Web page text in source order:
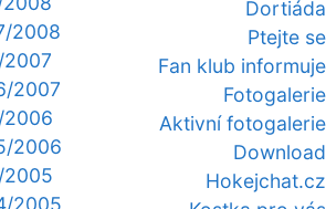
Dortiáda
Ptejte se
Fan klub informuje
Fotogalerie
Aktivní fotogalerie
Download
Hokejchat.cz
2008
2007
2006
2006
2005
2005